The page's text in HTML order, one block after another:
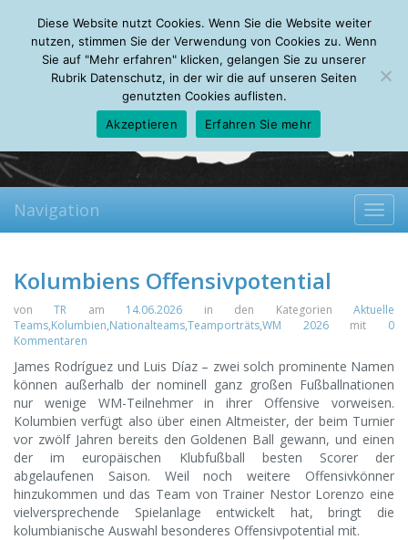
Thursday, 06.08.2026
Mein Account
About Autoren Leseempfehlungen FAQ
Navigation
Kolumbiens Offensivpotential
vonTR am 14.06.2026 in den KategorienAktuelle
Teams,Kolumbien,Nationalteams,Teamporträts,WM 2026mit 0
Kommentaren
James Rodríguez und Luis Díaz – zwei solch prominente Namen
können außerhalb der nominell ganz großen Fußballnationen
nur wenige WM-Teilnehmer in ihrer Offensive vorweisen.
Kolumbien verfügt also über einen Altmeister, der beim Turnier
vor zwölf Jahren bereits den Goldenen Ball gewann, und einen
der im europäischen Klubfußball besten Scorer der
abgelaufenen Saison. Weil noch weitere Offensivkönner
hinzukommen und das Team von Trainer Nestor Lorenzo eine
vielversprechende Spielanlage entwickelt hat, bringt die
kolumbianische Auswahl besonderes Offensivpotential mit.
Diese Website nutzt Cookies. Wenn Sie die Website weiter
nutzen, stimmen Sie der Verwendung von Cookies zu. Wenn
Sie auf "Mehr erfahren" klicken, gelangen Sie zu unserer
Rubrik Datenschutz, in der wir die auf unseren Seiten
genutzten Cookies auflisten.
Akzeptieren
Erfahren Sie mehr